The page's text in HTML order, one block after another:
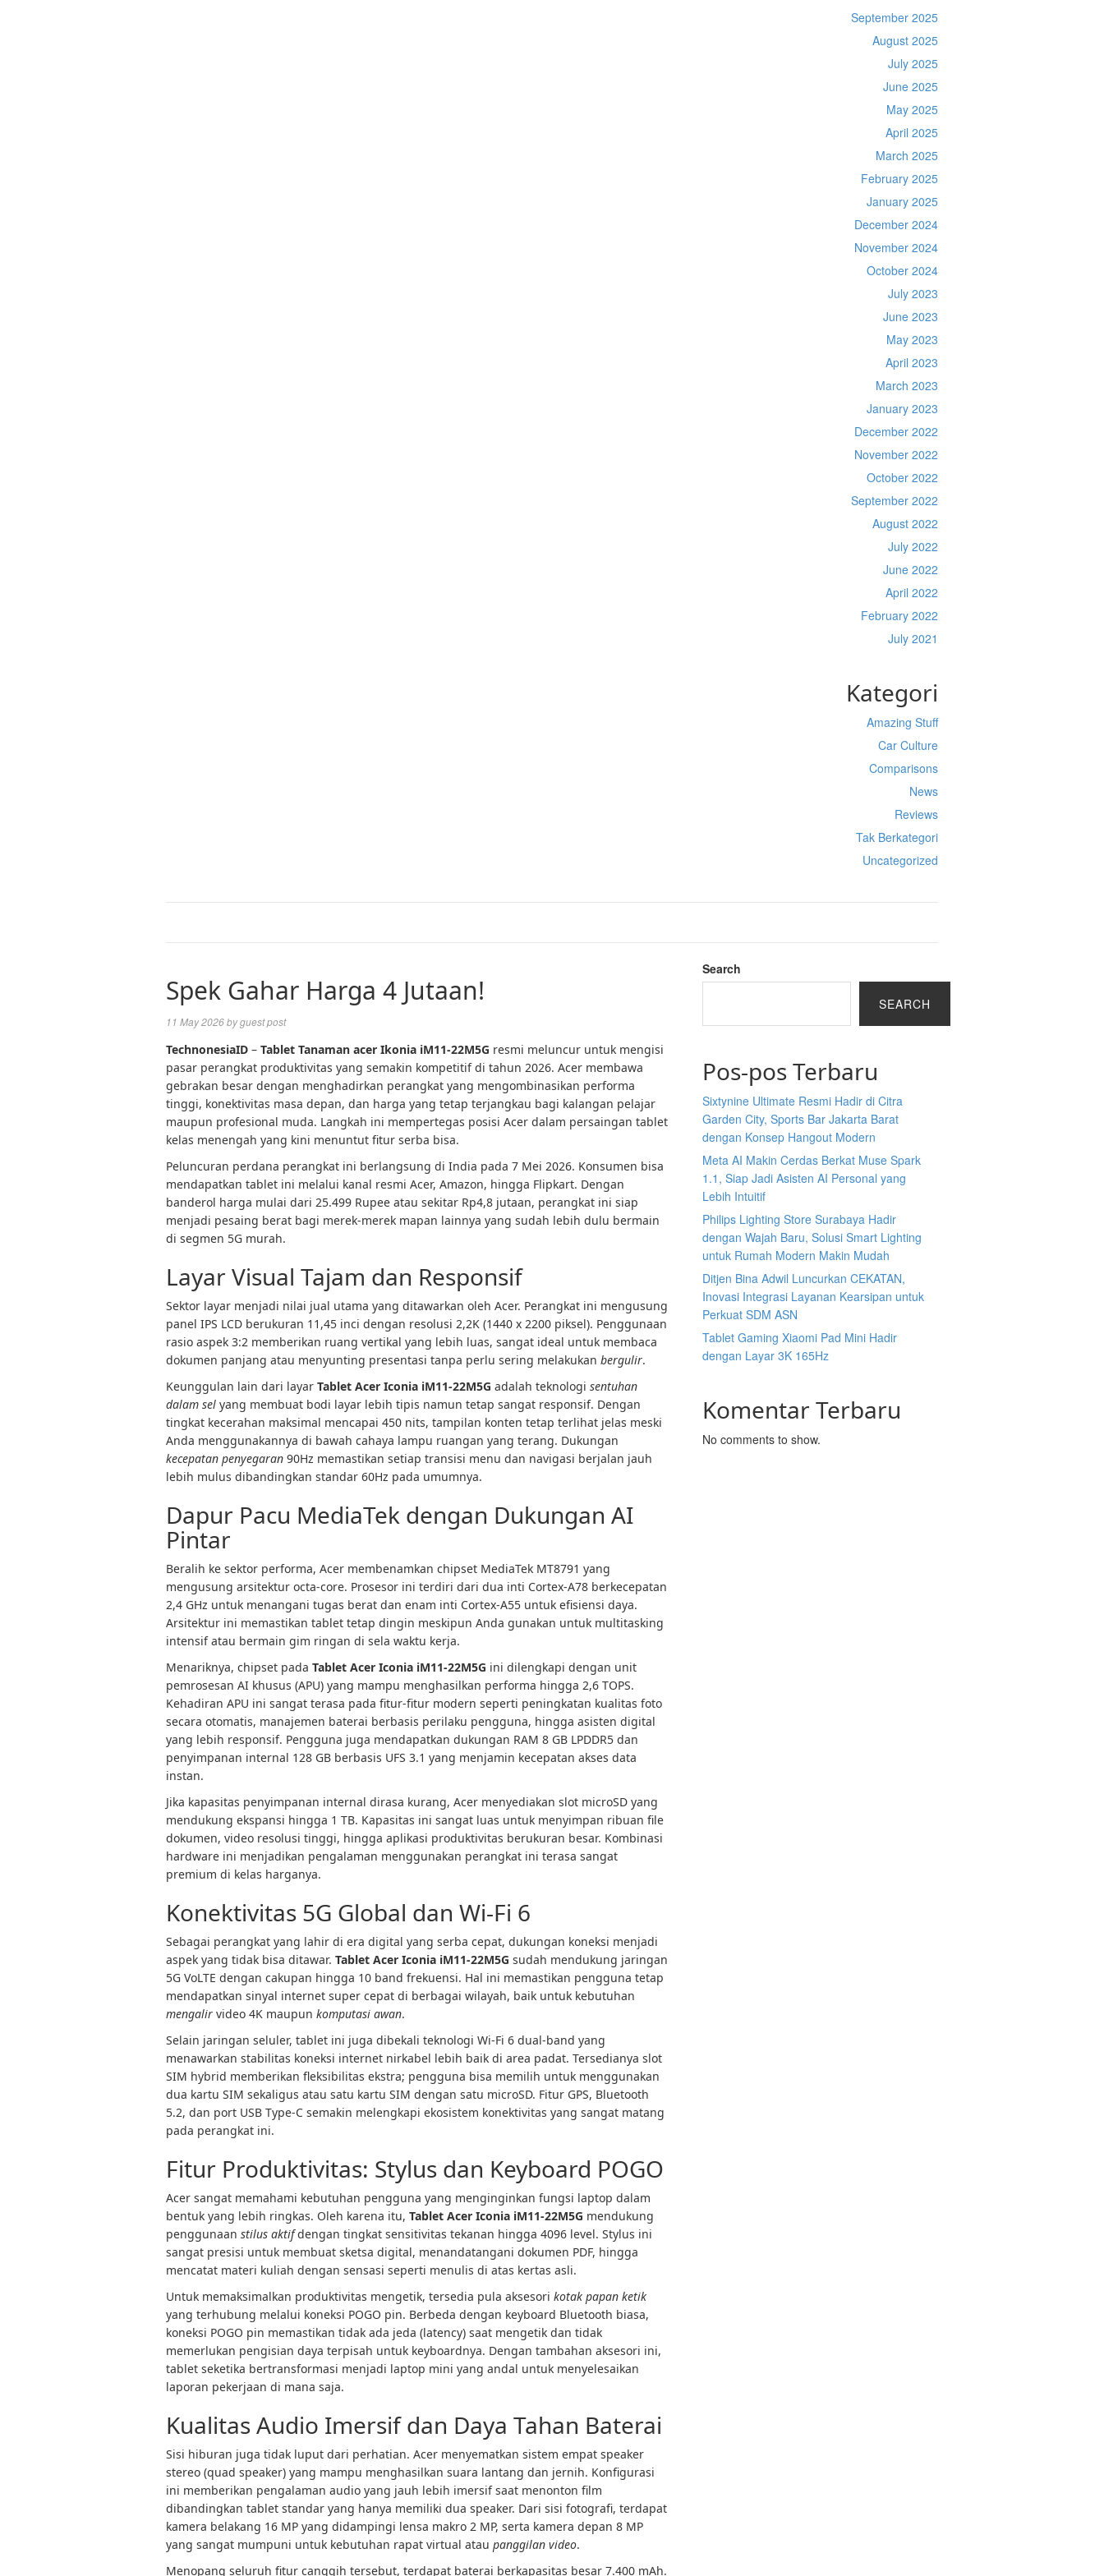
September 2025
August 2025
July 2025
June 2025
May 2025
April 2025
March 2025
February 2025
January 2025
December 2024
November 2024
October 2024
July 2023
June 2023
May 2023
April 2023
March 2023
January 2023
December 2022
November 2022
October 2022
September 2022
August 2022
July 2022
June 2022
April 2022
February 2022
July 2021
Kategori
Amazing Stuff
Car Culture
Comparisons
News
Reviews
Tak Berkategori
Uncategorized
Spek Gahar Harga 4 Jutaan!
11 May 2026byguest post
TechnonesiaID – Tablet Tanaman acer Ikonia iM11-22M5G resmi meluncur untuk mengisi
pasar perangkat produktivitas yang semakin kompetitif di tahun 2026. Acer membawa
gebrakan besar dengan menghadirkan perangkat yang mengombinasikan performa
tinggi, konektivitas masa depan, dan harga yang tetap terjangkau bagi kalangan pelajar
maupun profesional muda. Langkah ini mempertegas posisi Acer dalam persaingan tablet
kelas menengah yang kini menuntut fitur serba bisa.
Peluncuran perdana perangkat ini berlangsung di India pada 7 Mei 2026. Konsumen bisa
mendapatkan tablet ini melalui kanal resmi Acer, Amazon, hingga Flipkart. Dengan
banderol harga mulai dari 25.499 Rupee atau sekitar Rp4,8 jutaan, perangkat ini siap
menjadi pesaing berat bagi merek-merek mapan lainnya yang sudah lebih dulu bermain
di segmen 5G murah.
Layar Visual Tajam dan Responsif
Sektor layar menjadi nilai jual utama yang ditawarkan oleh Acer. Perangkat ini mengusung
panel IPS LCD berukuran 11,45 inci dengan resolusi 2,2K (1440 x 2200 piksel). Penggunaan
rasio aspek 3:2 memberikan ruang vertikal yang lebih luas, sangat ideal untuk membaca
dokumen panjang atau menyunting presentasi tanpa perlu sering melakukan bergulir.
Keunggulan lain dari layar Tablet Acer Iconia iM11-22M5G adalah teknologi sentuhan
dalam sel yang membuat bodi layar lebih tipis namun tetap sangat responsif. Dengan
tingkat kecerahan maksimal mencapai 450 nits, tampilan konten tetap terlihat jelas meski
Anda menggunakannya di bawah cahaya lampu ruangan yang terang. Dukungan
kecepatan penyegaran 90Hz memastikan setiap transisi menu dan navigasi berjalan jauh
lebih mulus dibandingkan standar 60Hz pada umumnya.
Dapur Pacu MediaTek dengan Dukungan AI
Pintar
Beralih ke sektor performa, Acer membenamkan chipset MediaTek MT8791 yang
mengusung arsitektur octa-core. Prosesor ini terdiri dari dua inti Cortex-A78 berkecepatan
2,4 GHz untuk menangani tugas berat dan enam inti Cortex-A55 untuk efisiensi daya.
Arsitektur ini memastikan tablet tetap dingin meskipun Anda gunakan untuk multitasking
intensif atau bermain gim ringan di sela waktu kerja.
Menariknya, chipset pada Tablet Acer Iconia iM11-22M5G ini dilengkapi dengan unit
pemrosesan AI khusus (APU) yang mampu menghasilkan performa hingga 2,6 TOPS.
Kehadiran APU ini sangat terasa pada fitur-fitur modern seperti peningkatan kualitas foto
secara otomatis, manajemen baterai berbasis perilaku pengguna, hingga asisten digital
yang lebih responsif. Pengguna juga mendapatkan dukungan RAM 8 GB LPDDR5 dan
penyimpanan internal 128 GB berbasis UFS 3.1 yang menjamin kecepatan akses data
instan.
Jika kapasitas penyimpanan internal dirasa kurang, Acer menyediakan slot microSD yang
mendukung ekspansi hingga 1 TB. Kapasitas ini sangat luas untuk menyimpan ribuan file
dokumen, video resolusi tinggi, hingga aplikasi produktivitas berukuran besar. Kombinasi
hardware ini menjadikan pengalaman menggunakan perangkat ini terasa sangat
premium di kelas harganya.
Konektivitas 5G Global dan Wi-Fi 6
Sebagai perangkat yang lahir di era digital yang serba cepat, dukungan koneksi menjadi
aspek yang tidak bisa ditawar. Tablet Acer Iconia iM11-22M5G sudah mendukung jaringan
5G VoLTE dengan cakupan hingga 10 band frekuensi. Hal ini memastikan pengguna tetap
mendapatkan sinyal internet super cepat di berbagai wilayah, baik untuk kebutuhan
mengalir video 4K maupun komputasi awan.
Selain jaringan seluler, tablet ini juga dibekali teknologi Wi-Fi 6 dual-band yang
menawarkan stabilitas koneksi internet nirkabel lebih baik di area padat. Tersedianya slot
SIM hybrid memberikan fleksibilitas ekstra; pengguna bisa memilih untuk menggunakan
dua kartu SIM sekaligus atau satu kartu SIM dengan satu microSD. Fitur GPS, Bluetooth
5.2, dan port USB Type-C semakin melengkapi ekosistem konektivitas yang sangat matang
pada perangkat ini.
Fitur Produktivitas: Stylus dan Keyboard POGO
Acer sangat memahami kebutuhan pengguna yang menginginkan fungsi laptop dalam
bentuk yang lebih ringkas. Oleh karena itu, Tablet Acer Iconia iM11-22M5G mendukung
penggunaan stilus aktifdengan tingkat sensitivitas tekanan hingga 4096 level. Stylus ini
sangat presisi untuk membuat sketsa digital, menandatangani dokumen PDF, hingga
mencatat materi kuliah dengan sensasi seperti menulis di atas kertas asli.
Untuk memaksimalkan produktivitas mengetik, tersedia pula aksesori kotak papan ketik
yang terhubung melalui koneksi POGO pin. Berbeda dengan keyboard Bluetooth biasa,
koneksi POGO pin memastikan tidak ada jeda (latency) saat mengetik dan tidak
memerlukan pengisian daya terpisah untuk keyboardnya. Dengan tambahan aksesori ini,
tablet seketika bertransformasi menjadi laptop mini yang andal untuk menyelesaikan
laporan pekerjaan di mana saja.
Kualitas Audio Imersif dan Daya Tahan Baterai
Sisi hiburan juga tidak luput dari perhatian. Acer menyematkan sistem empat speaker
stereo (quad speaker) yang mampu menghasilkan suara lantang dan jernih. Konfigurasi
ini memberikan pengalaman audio yang jauh lebih imersif saat menonton film
dibandingkan tablet standar yang hanya memiliki dua speaker. Dari sisi fotografi, terdapat
kamera belakang 16 MP yang didampingi lensa makro 2 MP, serta kamera depan 8 MP
yang sangat mumpuni untuk kebutuhan rapat virtual atau panggilan video.
Menopang seluruh fitur canggih tersebut, terdapat baterai berkapasitas besar 7.400 mAh.
Search
SEARCH
Pos-pos Terbaru
Sixtynine Ultimate Resmi Hadir di Citra
Garden City, Sports Bar Jakarta Barat
dengan Konsep Hangout Modern
Meta AI Makin Cerdas Berkat Muse Spark
1.1, Siap Jadi Asisten AI Personal yang
Lebih Intuitif
Philips Lighting Store Surabaya Hadir
dengan Wajah Baru, Solusi Smart Lighting
untuk Rumah Modern Makin Mudah
Ditjen Bina Adwil Luncurkan CEKATAN,
Inovasi Integrasi Layanan Kearsipan untuk
Perkuat SDM ASN
Tablet Gaming Xiaomi Pad Mini Hadir
dengan Layar 3K 165Hz
Komentar Terbaru
No comments to show.